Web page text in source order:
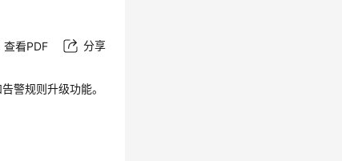
查看PDF 分享
警规则升级功能。